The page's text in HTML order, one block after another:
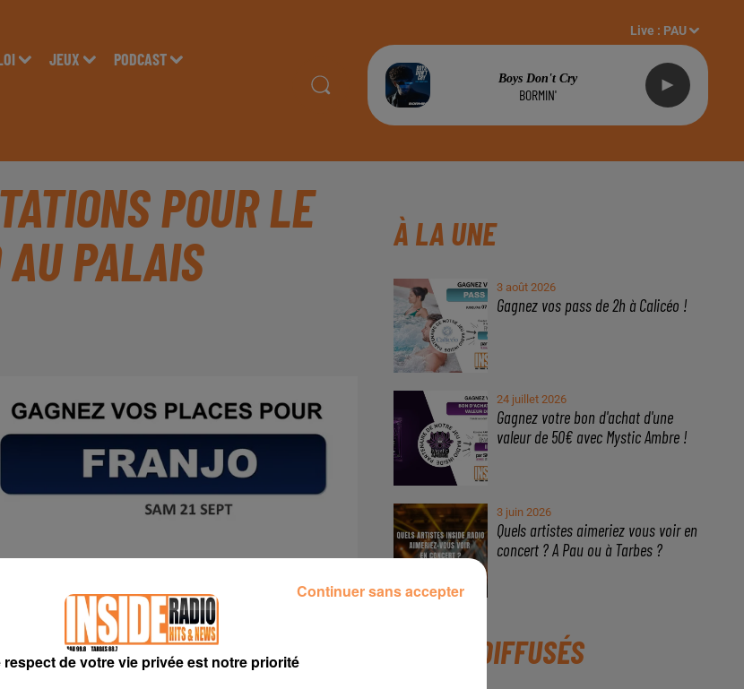
JEUX PODCAST
Live : PAU
Boys Don't Cry
BORMIN'
POUR LE
PALAIS
respect de votre vie privée est notre priorité
Continuer sans accepter